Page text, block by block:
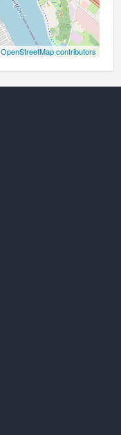
OpenStreetMap contributors